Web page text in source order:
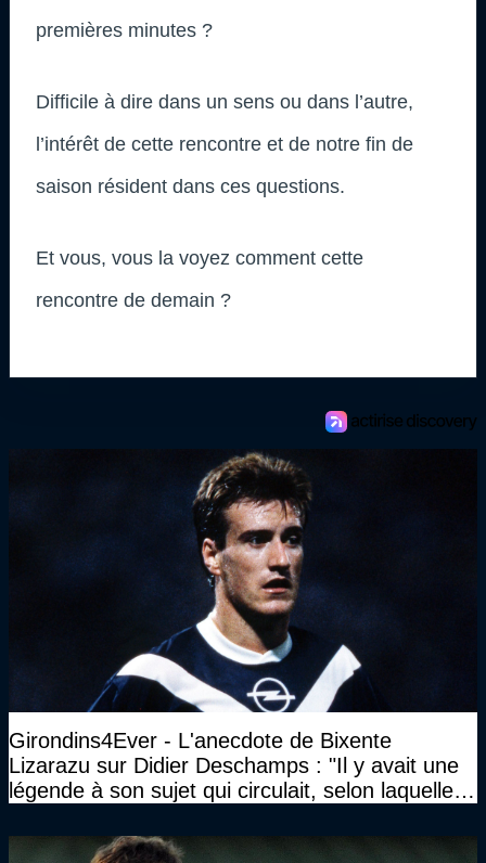
premières minutes ?
Difficile à dire dans un sens ou dans l’autre,
l’intérêt de cette rencontre et de notre fin de
saison résident dans ces questions.
Et vous, vous la voyez comment cette
rencontre de demain ?
Girondins4Ever - L'anecdote de Bixente
Lizarazu sur Didier Deschamps : "Il y avait une
légende à son sujet qui circulait, selon laquelle il